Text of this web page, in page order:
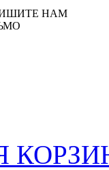
НАМ